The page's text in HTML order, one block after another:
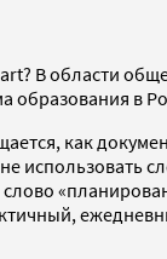
В области
образования в
как
использовать